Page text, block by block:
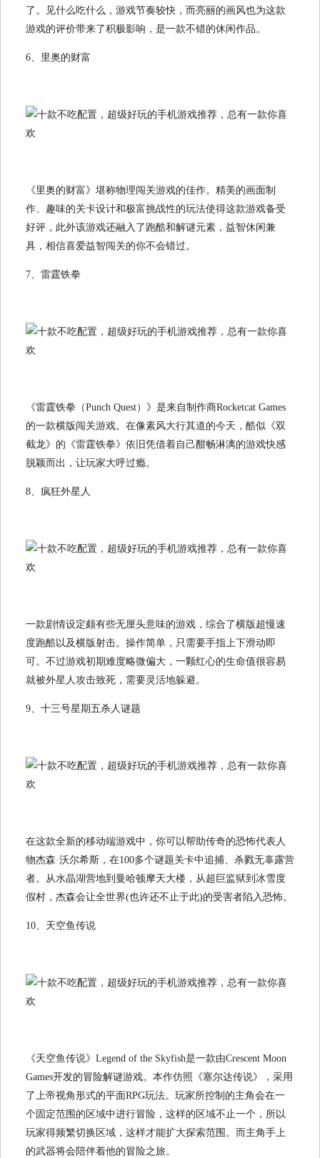
了。见什么吃什么，游戏节奏较快，而亮丽的画风也为这款
游戏的评价带来了积极影响，是一款不错的休闲作品。
6、里奥的财富
《里奥的财富》堪称物理闯关游戏的佳作。精美的画面制
作、趣味的关卡设计和极富挑战性的玩法使得这款游戏备受
好评，此外该游戏还融入了跑酷和解谜元素，益智休闲兼
具，相信喜爱益智闯关的你不会错过。
7、雷霆铁拳
《雷霆铁拳（Punch Quest）》是来自制作商Rocketcat Games
的一款横版闯关游戏。在像素风大行其道的今天，酷似《双
截龙》的《雷霆铁拳》依旧凭借着自己酣畅淋漓的游戏快感
脱颖而出，让玩家大呼过瘾。
8、疯狂外星人
一款剧情设定颇有些无厘头意味的游戏，综合了横版超慢速
度跑酷以及横版射击。操作简单，只需要手指上下滑动即
可。不过游戏初期难度略微偏大，一颗红心的生命值很容易
就被外星人攻击致死，需要灵活地躲避。
9、十三号星期五杀人谜题
在这款全新的移动端游戏中，你可以帮助传奇的恐怖代表人
物杰森·沃尔希斯，在100多个谜题关卡中追捕、杀戮无辜露营
者。从水晶湖营地到曼哈顿摩天大楼，从超巨监狱到冰雪度
假村，杰森会让全世界(也许还不止于此)的受害者陷入恐怖。
10、天空鱼传说
《天空鱼传说》Legend of the Skyfish是一款由Crescent Moon
Games开发的冒险解谜游戏。本作仿照《塞尔达传说》，采用
了上帝视角形式的平面RPG玩法。玩家所控制的主角会在一
个固定范围的区域中进行冒险，这样的区域不止一个，所以
玩家得频繁切换区域，这样才能扩大探索范围。而主角手上
的武器将会陪伴着他的冒险之旅。